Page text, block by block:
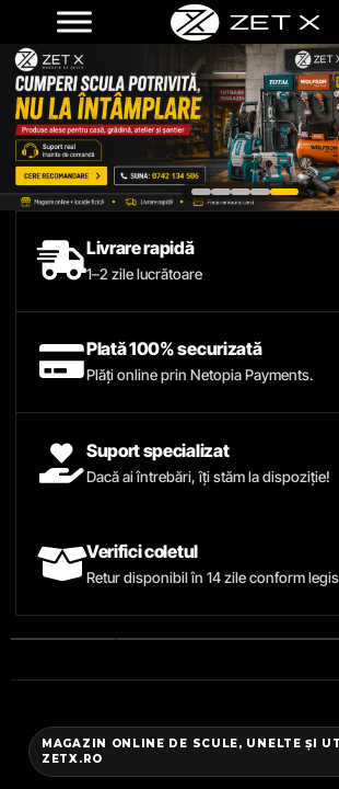
Livrare rapidă
1–2 zile lucrătoare
Plată 100% securizată
Plăți online prin Netopia Payments.
Suport specializat
Dacă ai întrebări, îți stăm la dispoziție!
Verifici coletul
Retur disponibil în 14 zile conform
MAGAZIN ONLINE DE SCULE, UNELTE ȘI
ZETX.RO